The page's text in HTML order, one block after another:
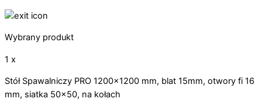
Wybrany produkt
1 x
Stół Spawalniczy PRO 1200x1200 mm, blat 15mm, otwory fi 16
mm, siatka 50x50, na kołach